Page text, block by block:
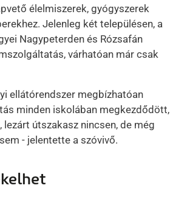
élelmiszerek, gyógyszerek
Jelenleg két településen, a
Nagypeterden és Rózsafán
várhatóan már csak
ellátórendszer megbízhatóan
minden iskolában megkezdődött,
lezárt útszakasz nincsen, de még
- jelentette a szóvivő.